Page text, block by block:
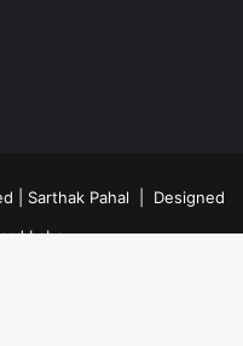
| Sarthak Pahal | Designed
Labs